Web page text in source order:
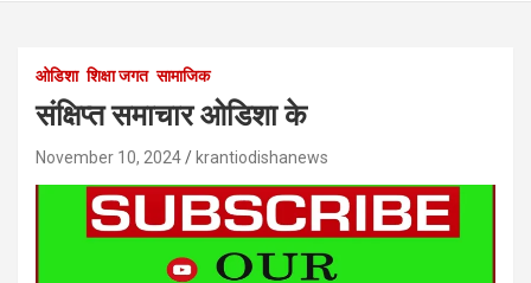
ओडिशा शिक्षा जगत सामाजिक
संक्षिप्त समाचार ओडिशा के
November 10, 2024 krantiodishanews